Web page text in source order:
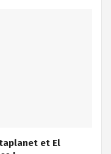
et El